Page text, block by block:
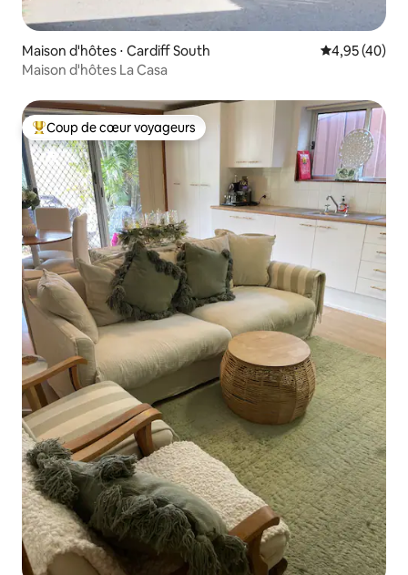
Maison d'hôtes ⋅ Cardiff South Évaluation
4,95 (40)
Maison d'hôtes La Casa
Coups de cœur voyageurs les plus appréciés
Coup de cœur voyageurs